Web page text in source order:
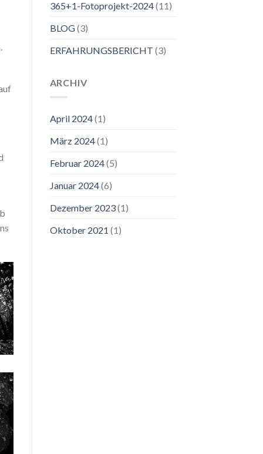
365+1-Fotoprojekt-2024(11)
BLOG(3)
ERFAHRUNGSBERICHT (3)
ARCHIV
April 2024(1)
März 2024(1)
Februar 2024(5)
Januar 2024(6)
Dezember 2023(1)
Oktober 2021 (1)